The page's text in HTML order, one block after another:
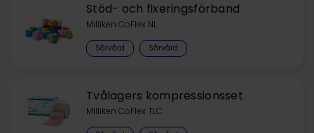
Stöd- och fixeringsförband
Milliken CoFlex NL
Sårvård Sårvård
Tvålagers kompressionsset
Milliken CoFlex TLC